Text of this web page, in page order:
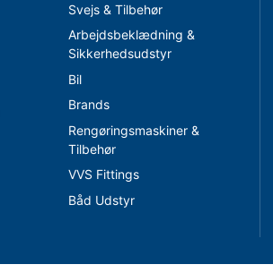
Svejs & Tilbehør
Arbejdsbeklædning &
Sikkerhedsudstyr
Bil
Brands
Rengøringsmaskiner &
Tilbehør
VVS Fittings
Båd Udstyr